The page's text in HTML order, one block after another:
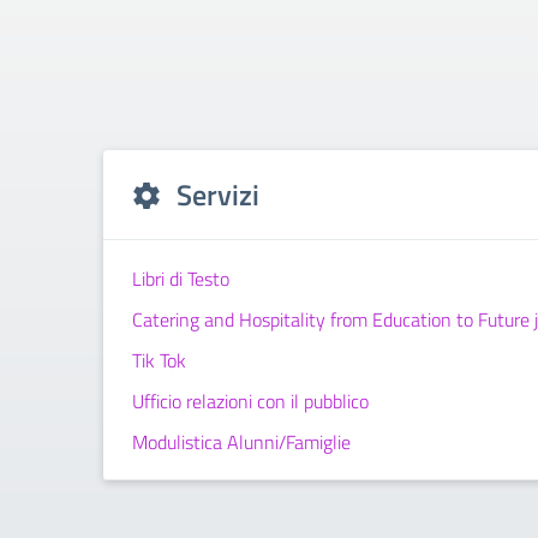
Servizi
Libri di Testo
Catering and Hospitality from Education to Future
Tik Tok
Ufficio relazioni con il pubblico
Modulistica Alunni/Famiglie